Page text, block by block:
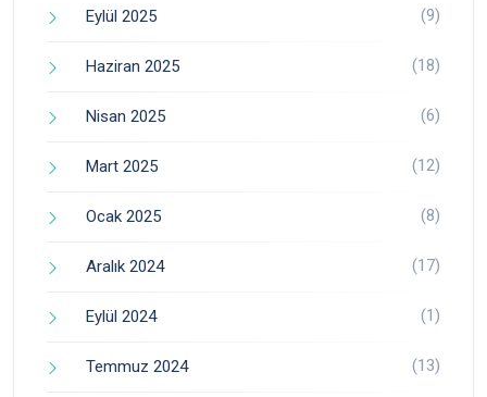
Eylül 2025 (9)
Haziran 2025 (18)
Nisan 2025 (6)
Mart 2025 (12)
Ocak 2025 (8)
Aralık 2024 (17)
Eylül 2024 (1)
Temmuz 2024 (13)